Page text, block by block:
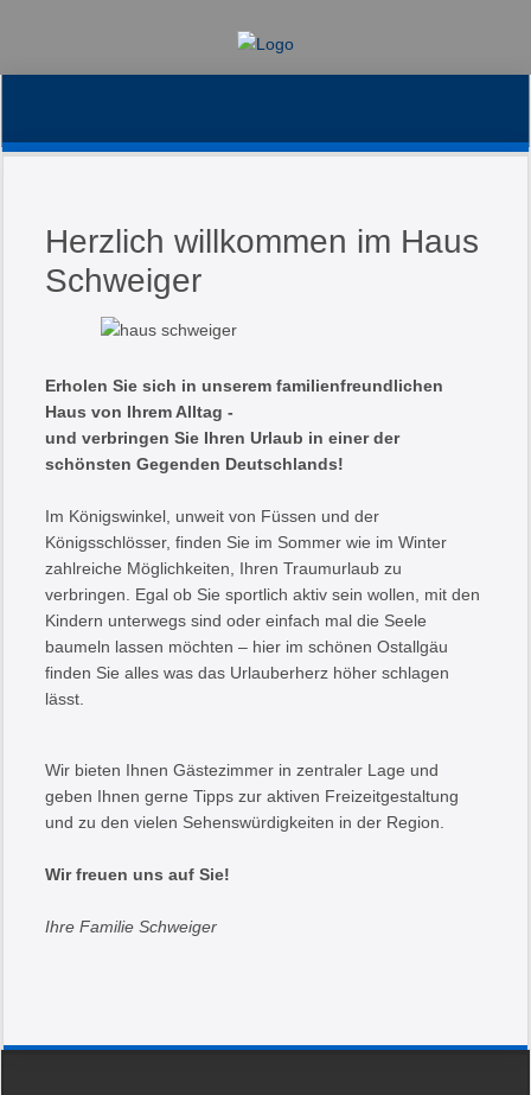
Herzlich willkommen im Haus
Schweiger
Erholen Sie sich in unserem familienfreundlichen
Haus von Ihrem Alltag -
und verbringen Sie Ihren Urlaub in einer der
schönsten Gegenden Deutschlands!
Im Königswinkel, unweit von Füssen und der
Königsschlösser, finden Sie im Sommer wie im Winter
zahlreiche Möglichkeiten, Ihren Traumurlaub zu
verbringen. Egal ob Sie sportlich aktiv sein wollen, mit den
Kindern unterwegs sind oder einfach mal die Seele
baumeln lassen möchten – hier im schönen Ostallgäu
finden Sie alles was das Urlauberherz höher schlagen
lässt.
Wir bieten Ihnen Gästezimmer in zentraler Lage und
geben Ihnen gerne Tipps zur aktiven Freizeitgestaltung
und zu den vielen Sehenswürdigkeiten in der Region.
Wir freuen uns auf Sie!
Ihre Familie Schweiger